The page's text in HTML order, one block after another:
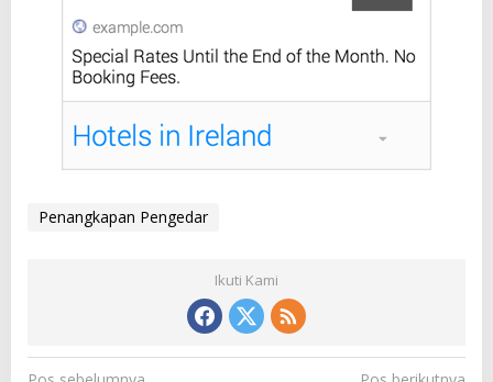
Penangkapan Pengedar
Ikuti Kami